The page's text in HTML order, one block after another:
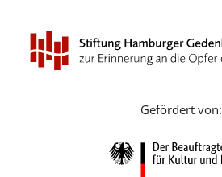
Português
Русский
Gefördert von: